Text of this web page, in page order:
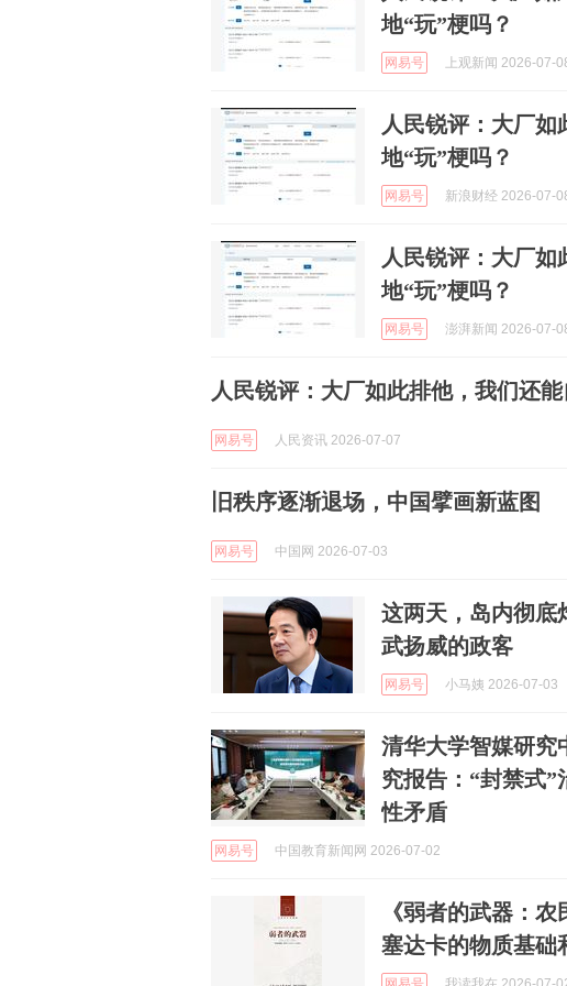
地“玩”梗吗？
网易号 上观新闻 2026-07-
人民锐评：大厂
地“玩”梗吗？
网易号 新浪财经 2026-07-
人民锐评：大厂
地“玩”梗吗？
网易号 澎湃新闻 2026-07-
人民锐评：大厂如此排他，我们还
网易号 人民资讯 2026-07-07
旧秩序逐渐退场，中国擘画新蓝图
网易号 中国网 2026-07-03
这两天，岛内彻底
武扬威的政客
网易号 小马姨 2026-07-03
清华大学智媒研究
究报告：“封禁式
性矛盾
网易号 中国教育新闻网 2026-07-02
《弱者的武器：
塞达卡的物质基础